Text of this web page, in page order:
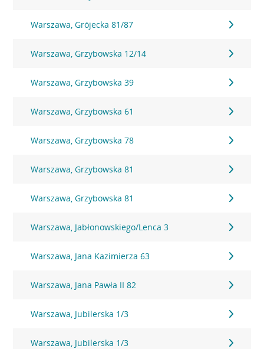
Warszawa, Grójecka 81/87
Warszawa, Grzybowska 12/14
Warszawa, Grzybowska 39
Warszawa, Grzybowska 61
Warszawa, Grzybowska 78
Warszawa, Grzybowska 81
Warszawa, Grzybowska 81
Warszawa, Jabłonowskiego/Lenca 3
Warszawa, Jana Kazimierza 63
Warszawa, Jana Pawła II 82
Warszawa, Jubilerska 1/3
Warszawa, Jubilerska 1/3